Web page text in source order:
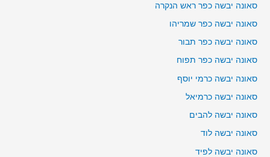
סאונה יבשה כפר ראש הנקרה
סאונה יבשה כפר שמריהו
סאונה יבשה כפר תבור
סאונה יבשה כפר תפוח
סאונה יבשה כרמי יוסף
סאונה יבשה כרמיאל
סאונה יבשה להבים
סאונה יבשה לוד
סאונה יבשה לפיד